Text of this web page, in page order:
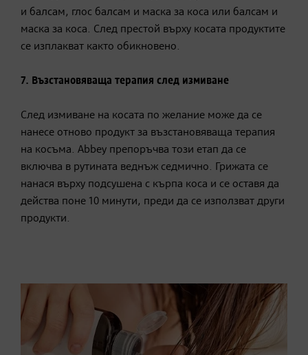
и балсам, глос балсам и маска за коса или балсам и
маска за коса. След престой върху косата продуктите
се изплакват както обикновено.
7. Възстановяваща терапия след измиване
След измиване на косата по желание може да се
нанесе отново продукт за възстановяваща терапия
на косъма. Abbey препоръчва този етап да се
включва в рутината веднъж седмично. Грижата се
нанася върху подсушена с кърпа коса и се оставя да
действа поне 10 минути, преди да се използват други
продукти.